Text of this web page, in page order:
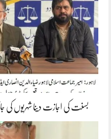
بسنت کی اجازت دینا شہریوں